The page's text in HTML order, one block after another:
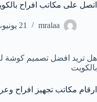
اتصل على مكاتب افراح
mralaa 21 يونيو، 2021
هل تريد افضل تصميم كوشة
بالكويت
ارقام مكاتب تجهيز افراح